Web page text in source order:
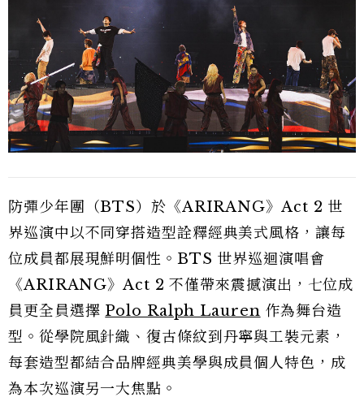
防彈少年團（BTS）於《ARIRANG》Act 2 世
界巡演中以不同穿搭造型詮釋經典美式風格，讓每
位成員都展現鮮明個性。BTS 世界巡迴演唱會
《ARIRANG》Act 2 不僅帶來震撼演出，七位成
員更全員選擇 Polo Ralph Lauren 作為舞台造
型。從學院風針織、復古條紋到丹寧與工裝元素，
每套造型都結合品牌經典美學與成員個人特色，成
為本次巡演另一大焦點。